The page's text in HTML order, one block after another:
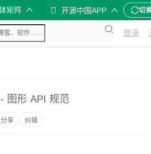
矩阵 开源中国APP 切
登录
- 图形 API 规范
分享 纠错